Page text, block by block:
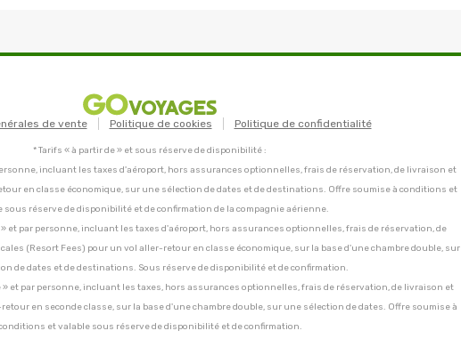
de vente Politique de cookies Politique de confidentialité
* Tarifs « à partir de » et sous réserve de disponibilité :
personne, incluant les taxes d'aéroport, hors assurances optionnelles, frais de réservation, de livraison et
en classe économique, sur une sélection de dates et de destinations. Offre soumise à conditions et
sous réserve de disponibilité et de confirmation de la compagnie aérienne.
» et par personne, incluant les taxes d'aéroport, hors assurances optionnelles, frais de réservation, de
(Resort Fees) pour un vol aller-retour en classe économique, sur la base d'une chambre double, sur
de dates et de destinations. Sous réserve de disponibilité et de confirmation.
» et par personne, incluant les taxes, hors assurances optionnelles, frais de réservation, de livraison et
en seconde classe, sur la base d'une chambre double, sur une sélection de dates. Offre soumise à
et valable sous réserve de disponibilité et de confirmation.